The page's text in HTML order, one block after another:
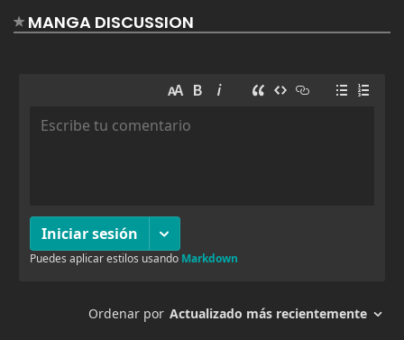
Capitulo 151
Capitulo 147 agosto 19, 2025 3
agosto 19, 2025
MANGA DISCUSSION